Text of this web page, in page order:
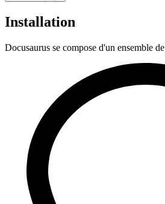
Installation
Docusaurus se compose d'un ensemble de